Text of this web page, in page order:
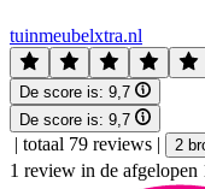
tuinmeubelxtra.nl
De score is: 9,7
De score is: 9,7
| totaal 79 reviews | 2
1 review in de afgelopen